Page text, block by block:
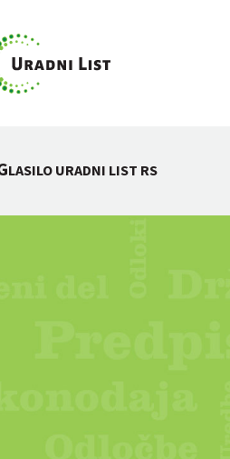
LASILO URADNI LIST RS